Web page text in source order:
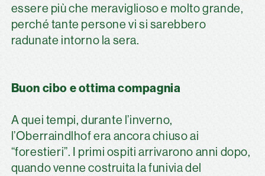
essere più che meraviglioso e molto grande,
perché tante persone vi si sarebbero
radunate intorno la sera.
Buon cibo e ottima compagnia
A quei tempi, durante l’inverno,
l’Oberraindlhof era ancora chiuso ai
“forestieri”. I primi ospiti arrivarono anni dopo,
quando venne costruita la funivia del